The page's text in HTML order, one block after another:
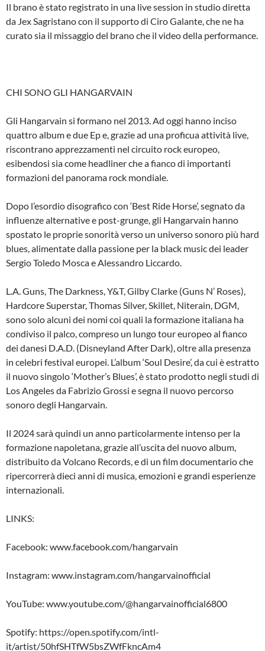
Il brano è stato registrato in una live session in studio diretta
da Jex Sagristano con il supporto di Ciro Galante, che ne ha
curato sia il missaggio del brano che il video della performance.
CHI SONO GLI HANGARVAIN
Gli Hangarvain si formano nel 2013. Ad oggi hanno inciso
quattro album e due Ep e, grazie ad una proficua attività live,
riscontrano apprezzamenti nel circuito rock europeo,
esibendosi sia come headliner che a fianco di importanti
formazioni del panorama rock mondiale.
Dopo l’esordio disografico con ‘Best Ride Horse’, segnato da
influenze alternative e post-grunge, gli Hangarvain hanno
spostato le proprie sonorità verso un universo sonoro più hard
blues, alimentate dalla passione per la black music dei leader
Sergio Toledo Mosca e Alessandro Liccardo.
L.A. Guns, The Darkness, Y&T, Gilby Clarke (Guns N’ Roses),
Hardcore Superstar, Thomas Silver, Skillet, Niterain, DGM,
sono solo alcuni dei nomi coi quali la formazione italiana ha
condiviso il palco, compreso un lungo tour europeo al fianco
dei danesi D.A.D. (Disneyland After Dark), oltre alla presenza
in celebri festival europei. L’album ‘Soul Desire’, da cui è estratto
il nuovo singolo ‘Mother’s Blues’, è stato prodotto negli studi di
Los Angeles da Fabrizio Grossi e segna il nuovo percorso
sonoro degli Hangarvain.
Il 2024 sarà quindi un anno particolarmente intenso per la
formazione napoletana, grazie all’uscita del nuovo album,
distribuito da Volcano Records, e di un film documentario che
ripercorrerà dieci anni di musica, emozioni e grandi esperienze
internazionali.
LINKS:
Facebook: www.facebook.com/hangarvain
Instagram: www.instagram.com/hangarvainofficial
YouTube: www.youtube.com/@hangarvainofficial6800
Spotify: https://open.spotify.com/intl-
it/artist/50hfSHTfW5bsZWfFkncAm4